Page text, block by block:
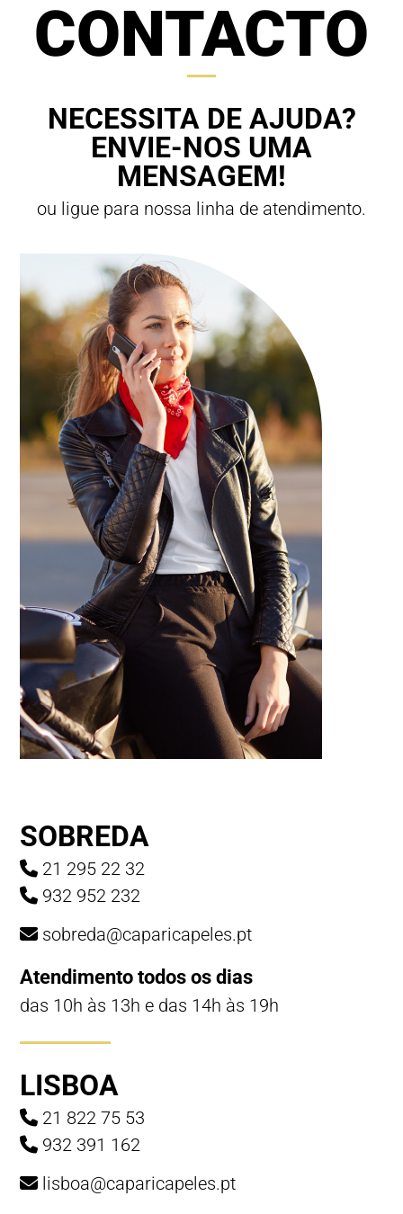
CONTACTO
NECESSITA DE AJUDA?
ENVIE-NOS UMA
MENSAGEM!
ou ligue para nossa linha de atendimento.
SOBREDA
21 295 22 32
932 952 232
sobreda@caparicapeles.pt
Atendimento todos os dias
das 10h às 13h e das 14h às 19h
LISBOA
21 822 75 53
932 391 162
lisboa@caparicapeles.pt